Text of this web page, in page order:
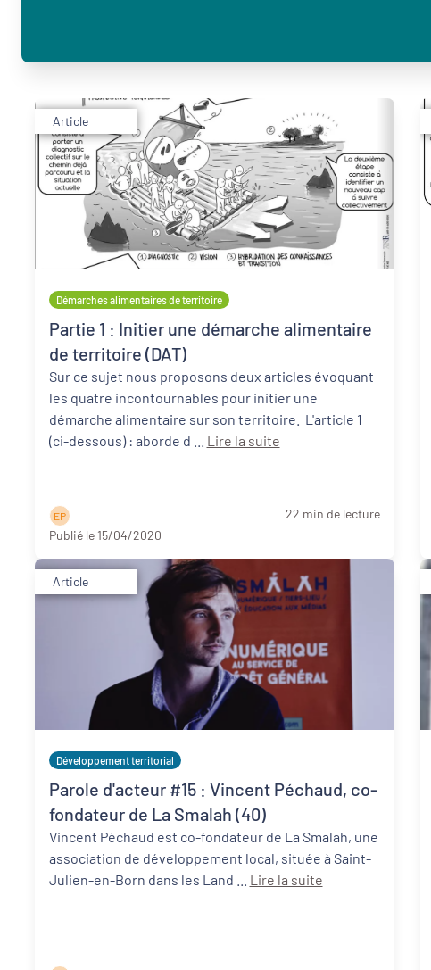
Article
Démarches alimentaires de territoire
Partie 1 : Initier une démarche alimentaire
de territoire (DAT)
Sur ce sujet nous proposons deux articles évoquant
les quatre incontournables pour initier une
démarche alimentaire sur son territoire. L'article 1
Lire la suite
E P
22 min de lecture
Publié le 15/04/2020
Article
Développement territorial
Parole d'acteur #15 : Vincent Péchaud, co-
fondateur de La Smalah (40)
Vincent Péchaud est co-fondateur de La Smalah, une
association de développement local, située à Saint-
Lire la suite